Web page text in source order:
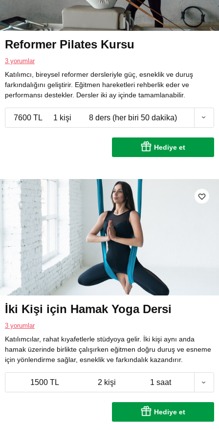
Reformer Pilates Kursu
3 yorumlar
Katılımcı, bireysel reformer dersleriyle güç, esneklik ve duruş
farkındalığını geliştirir. Eğitmen hareketleri rehberlik eder ve
performansı destekler. Dersler iki ay içinde tamamlanabilir.
7600 TL 1 kişi 8 ders (her biri 50 dakika)
Hediye et
İki Kişi için Hamak Yoga Dersi
3 yorumlar
Katılımcılar, rahat kıyafetlerle stüdyoya gelir. İki kişi aynı anda
hamak üzerinde birlikte çalışırken eğitmen doğru duruş ve esneme
için yönlendirme sağlar, esneklik ve farkındalık kazandırır.
1500 TL 2 kişi 1 saat
Hediye et